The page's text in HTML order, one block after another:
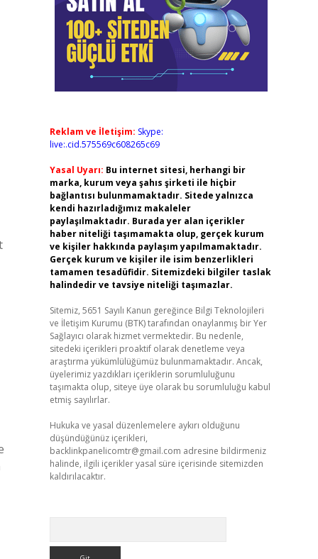
Reklam ve İletişim: Skype:
live:.cid.575569c608265c69
Yasal Uyarı: Bu internet sitesi, herhangi bir
marka, kurum veya şahıs şirketi ile hiçbir
bağlantısı bulunmamaktadır. Sitede yalnızca
kendi hazırladığımız makaleler
paylaşılmaktadır. Burada yer alan içerikler
haber niteliği taşımamakta olup, gerçek kurum
ve kişiler hakkında paylaşım yapılmamaktadır.
Gerçek kurum ve kişiler ile isim benzerlikleri
tamamen tesadüfidir. Sitemizdeki bilgiler taslak
halindedir ve tavsiye niteliği taşımazlar.
Sitemiz, 5651 Sayılı Kanun gereğince Bilgi Teknolojileri
ve İletişim Kurumu (BTK) tarafından onaylanmış bir Yer
Sağlayıcı olarak hizmet vermektedir. Bu nedenle,
sitedeki içerikleri proaktif olarak denetleme veya
araştırma yükümlülüğümüz bulunmamaktadır. Ancak,
üyelerimiz yazdıkları içeriklerin sorumluluğunu
taşımakta olup, siteye üye olarak bu sorumluluğu kabul
etmiş sayılırlar.
Hukuka ve yasal düzenlemelere aykırı olduğunu
düşündüğünüz içerikleri,
backlinkpanelicomtr@gmail.com adresine bildirmeniz
halinde, ilgili içerikler yasal süre içerisinde sitemizden
kaldırılacaktır.